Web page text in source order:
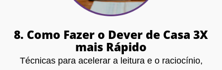
8. Como Fazer o Dever de Casa 3X
mais Rápido
Técnicas para acelerar a leitura e o raciocínio,